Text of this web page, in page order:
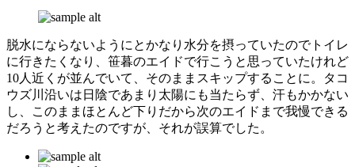
脱水にならないようにとかなり水分を摂っていたのでトイレ
に行きたくなり、笹暮のエイドで行こうと思っていたけれど
10人近くが並んでいて、そのままスキップすることに。タコ
ウズ川沿いは日陰であまり太陽にも当たらず、汗もかかない
し、このままほとんど下りだから次のエイドまで我慢できる
だろうと考えたのですが、それが誤算でした。